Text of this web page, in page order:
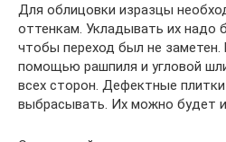
Для облицовки изразцы
оттенкам. Укладывать их надо
чтобы переход был не
помощью рашпиля и угловой
всех сторон. Дефектные
выбрасывать. Их можно будет